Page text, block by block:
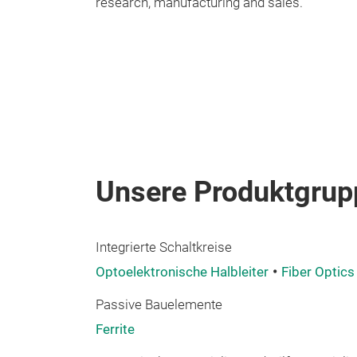
Unsere
Integrierte Schaltkreise
Optoelektronische Halbleiter
Fiber Optics
Passive Bauelemente
Ferrite